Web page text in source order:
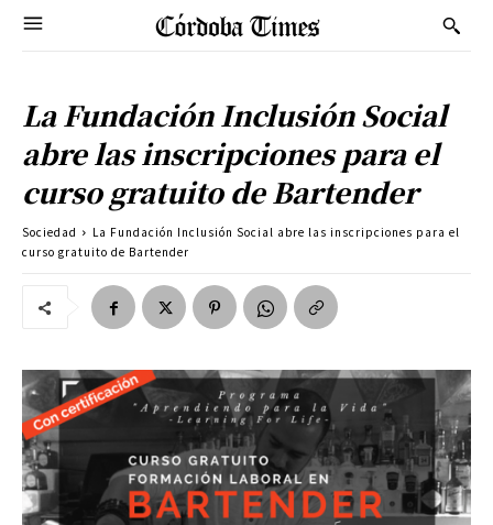
La Fundación Inclusión Social
abre las inscripciones para el
curso gratuito de Bartender
Sociedad
La Fundación Inclusión Social abre las inscripciones para el
curso gratuito de Bartender